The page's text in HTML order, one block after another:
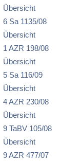
Übersicht
6 Sa 1135/08
Übersicht
1 AZR 198/08
Übersicht
5 Sa 116/09
Übersicht
4 AZR 230/08
Übersicht
9 TaBV 105/08
Übersicht
9 AZR 477/07